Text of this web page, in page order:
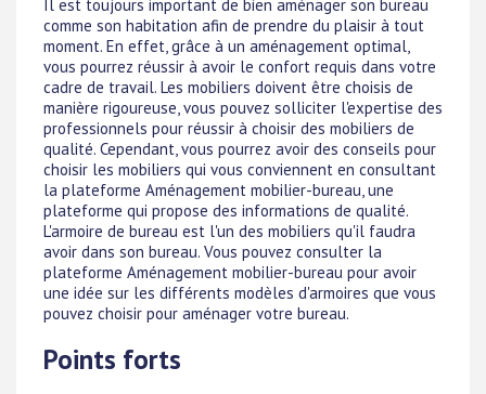
Il est toujours important de bien aménager son bureau
comme son habitation afin de prendre du plaisir à tout
moment. En effet, grâce à un aménagement optimal,
vous pourrez réussir à avoir le confort requis dans votre
cadre de travail. Les mobiliers doivent être choisis de
manière rigoureuse, vous pouvez solliciter l'expertise des
professionnels pour réussir à choisir des mobiliers de
qualité. Cependant, vous pourrez avoir des conseils pour
choisir les mobiliers qui vous conviennent en consultant
la plateforme Aménagement mobilier-bureau, une
plateforme qui propose des informations de qualité.
L'armoire de bureau est l'un des mobiliers qu'il faudra
avoir dans son bureau. Vous pouvez consulter la
plateforme Aménagement mobilier-bureau pour avoir
une idée sur les différents modèles d'armoires que vous
pouvez choisir pour aménager votre bureau.
Points forts